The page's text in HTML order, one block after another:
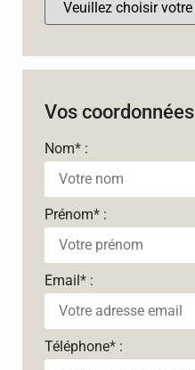
Vos coordonnées
Nom* :
Prénom* :
Email* :
Téléphone* :